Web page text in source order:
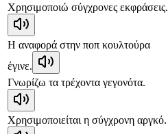
Χρησιμοποιώ σύγχρονες εκφράσεις.
Η αναφορά στην ποπ κουλτούρα
έγινε.
Γνωρίζω τα τρέχοντα γεγονότα.
Χρησιμοποιείται η σύγχρονη αργκό.